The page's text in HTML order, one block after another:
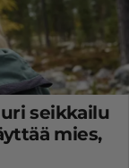
seikkailu
mies,